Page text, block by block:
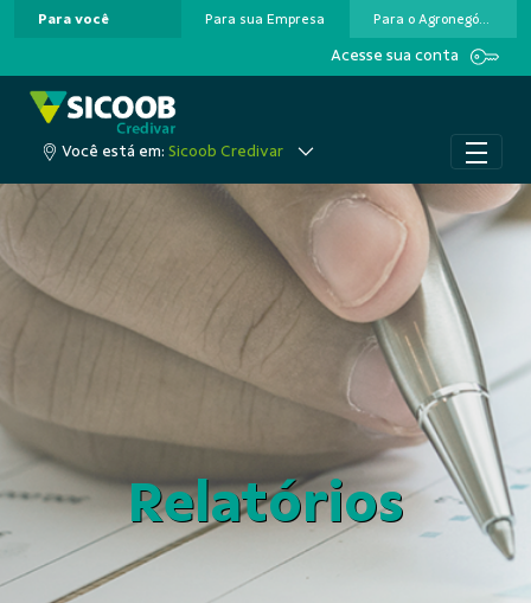
Pular para o Conteúdo principal
Para você Para sua Empresa Para o Agronegócio
Acesse sua conta
Você está em: Sicoob Credivar
Relatórios